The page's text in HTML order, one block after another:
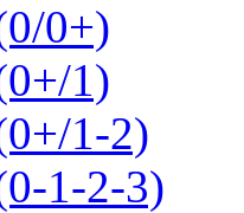
0+)
1)
1-2)
1-2-3)